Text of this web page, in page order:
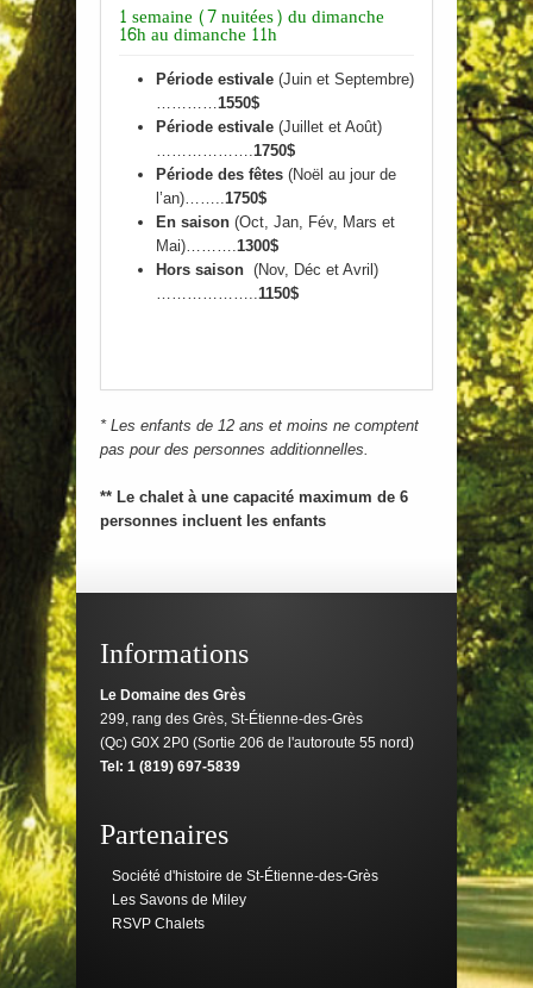
1 semaine (7 nuitées) du dimanche
16h au dimanche 11h
Période estivale (Juin et Septembre)
…………1550$
Période estivale (Juillet et Août)
……………….1750$
Période des fêtes (Noël au jour de
l’an)……..1750$
En saison (Oct, Jan, Fév, Mars et
Mai)……….1300$
Hors saison (Nov, Déc et Avril)
………………..1150$
* Les enfants de 12 ans et moins ne comptent
pas pour des personnes additionnelles.
** Le chalet à une capacité maximum de 6
personnes incluent les enfants
Informations
Le Domaine des Grès
299, rang des Grès, St-Étienne-des-Grès
(Qc) G0X 2P0 (Sortie 206 de l'autoroute 55 nord)
Tel: 1 (819) 697-5839
Partenaires
Société d'histoire de St-Étienne-des-Grès
Les Savons de Miley
RSVP Chalets